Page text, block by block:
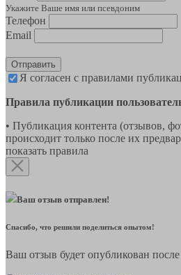
Укажите Ваше имя или псевдоним
Телефон
Email
Отправить
Я согласен с правилами
Правила публикации
• Публикация контента (отзывов,
происходит только после их
показать правила
Ваш отзыв отправлен!
Спасибо, что решили поделиться опытом!
Ваш отзыв будет опубликован